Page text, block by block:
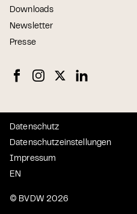
Downloads
Newsletter
Presse
© BVDW 2026
Datenschutz
Datenschutzeinstellungen
Impressum
EN